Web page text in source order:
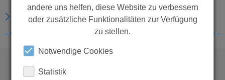
DOWNLOADS
andere uns helfen, diese Website zu verbessern
oder zusätzliche Funktionalitäten zur Verfügung
zu stellen.
Notwendige Cookies
Statistik